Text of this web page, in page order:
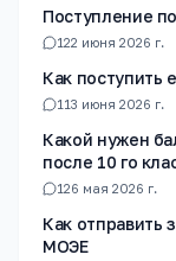
Поступление
122 июня 2026 г.
Как поступить
1 13 июня 2026 г.
Какой нужен
после 10 го
126 мая 2026 г.
Как отправить
МОЭЕ